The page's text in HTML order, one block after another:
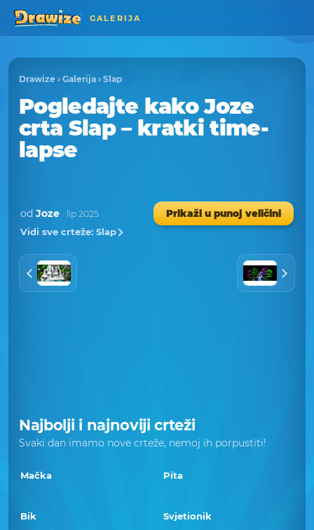
GALERIJA
Drawize › Galerija › Slap
Pogledajte kako Joze
crta Slap – kratki time-
lapse
od Joze · lip 2025
Prikaži u punoj veličini
Vidi sve crteže: Slap
Najbolji i najnoviji crteži
Svaki dan imamo nove crteže, nemoj ih porpustiti!
Mačka Pita
Bik Svjetionik